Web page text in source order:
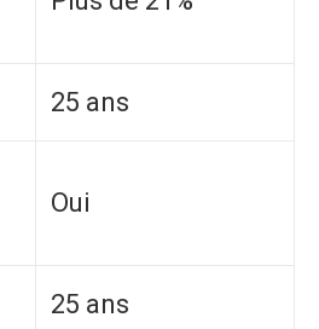
25 ans
Oui
25 ans